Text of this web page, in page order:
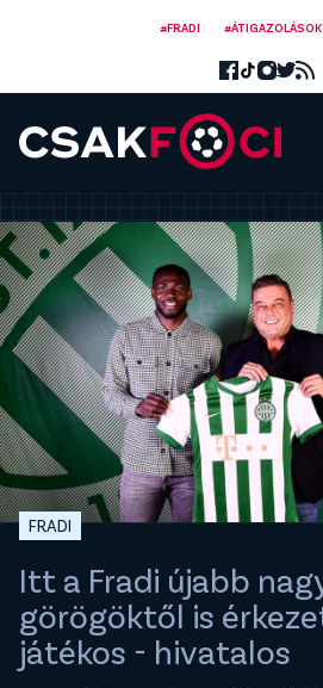
#FRADI #ÁTIGAZOLÁSOK
FRADI
Itt a Fradi újabb
görögöktől is
játékos - hivatalos